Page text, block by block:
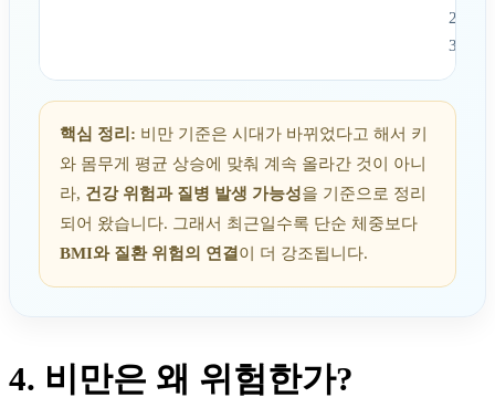
2단계
3단계
핵심 정리: 비만 기준은 시대가 바뀌었다고 해서 키
와 몸무게 평균 상승에 맞춰 계속 올라간 것이 아니
라, 건강 위험과 질병 발생 가능성을 기준으로 정리
되어 왔습니다. 그래서 최근일수록 단순 체중보다
BMI와 질환 위험의 연결 이 더 강조됩니다.
4. 비만은 왜 위험한가?